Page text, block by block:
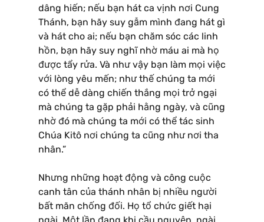
dâng hiến; nếu bạn hát ca vịnh nơi Cung
Thánh, bạn hãy suy gẫm mình đang hát gì
và hát cho ai; nếu bạn chăm sóc các linh
hồn, bạn hãy suy nghĩ nhờ máu ai mà họ
được tẩy rửa. Và như vậy bạn làm mọi việc
với lòng yêu mến; như thế chúng ta mới
có thể dễ dàng chiến thắng mọi trở ngại
mà chúng ta gặp phải hằng ngày, và cũng
nhờ đó mà chúng ta mới có thể tác sinh
Chúa Kitô nơi chúng ta cũng như nơi tha
nhân.”
Nhưng những hoạt động và công cuộc
canh tân của thánh nhân bị nhiều người
bất mãn chống đối. Họ tổ chức giết hại
ngài. Một lần đang khi cầu nguyện, ngài